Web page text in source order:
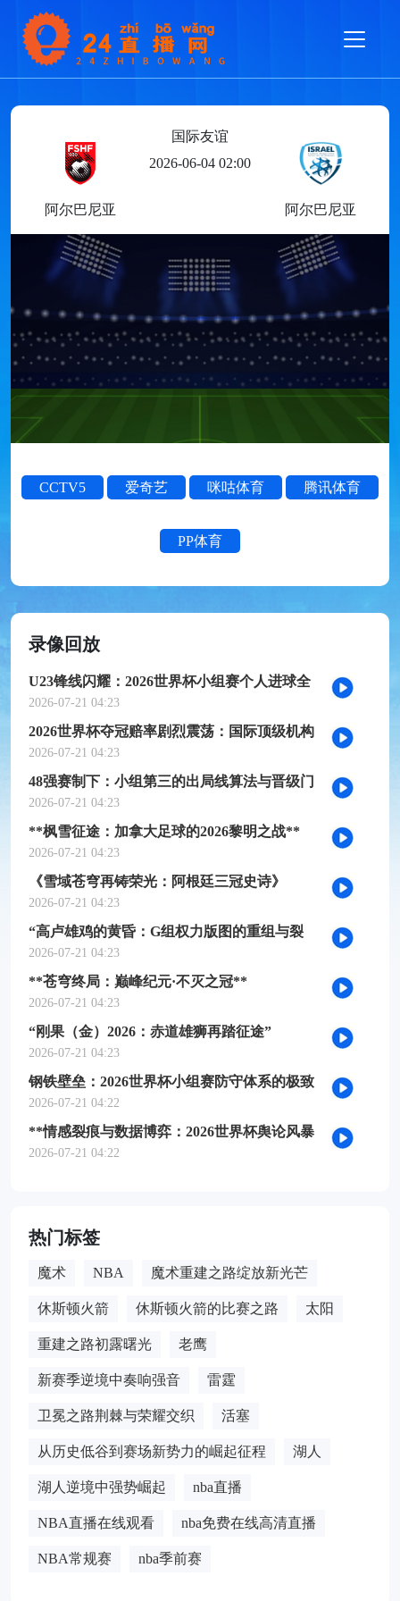
阿尔巴尼亚
国际友谊
2026-06-04 02:00
阿尔巴尼亚
CCTV5 爱奇艺 咪咕体育 腾讯体育
PP体育
录像回放
U23锋线闪耀：2026世界杯小组赛个人进球全
记录
2026-07-21 04:23
2026世界杯夺冠赔率剧烈震荡：国际顶级机构
最新榜单出炉
2026-07-21 04:23
48强赛制下：小组第三的出局线算法与晋级门
槛推演
2026-07-21 04:23
**枫雪征途：加拿大足球的2026黎明之战**
2026-07-21 04:23
《雪域苍穹再铸荣光：阿根廷三冠史诗》
2026-07-21 04:23
“高卢雄鸡的黄昏：G组权力版图的重组与裂
变”
2026-07-21 04:23
**苍穹终局：巅峰纪元·不灭之冠**
2026-07-21 04:23
“刚果（金）2026：赤道雄狮再踏征途”
2026-07-21 04:23
钢铁壁垒：2026世界杯小组赛防守体系的极致
博弈
2026-07-21 04:22
**情感裂痕与数据博弈：2026世界杯舆论风暴
的多维解构**
2026-07-21 04:22
热门标签
魔术 NBA 魔术重建之路绽放新光芒
休斯顿火箭 休斯顿火箭的比赛之路 太阳
重建之路初露曙光 老鹰
新赛季逆境中奏响强音 雷霆
卫冕之路荆棘与荣耀交织 活塞
从历史低谷到赛场新势力的崛起征程 湖人
湖人逆境中强势崛起 nba直播
NBA直播在线观看 nba免费在线高清直播
NBA常规赛 nba季前赛